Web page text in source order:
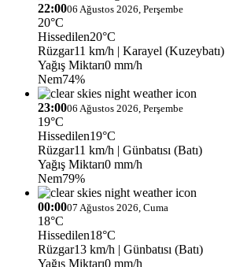
22:0006 Ağustos 2026, Perşembe
20°C
Hissedilen20°C
Rüzgar11 km/h | Karayel (Kuzeybatı)
Yağış Miktarı0 mm/h
Nem74%
23:0006 Ağustos 2026, Perşembe
19°C
Hissedilen19°C
Rüzgar11 km/h | Günbatısı (Batı)
Yağış Miktarı0 mm/h
Nem79%
00:0007 Ağustos 2026, Cuma
18°C
Hissedilen18°C
Rüzgar13 km/h | Günbatısı (Batı)
Yağış Miktarı0 mm/h